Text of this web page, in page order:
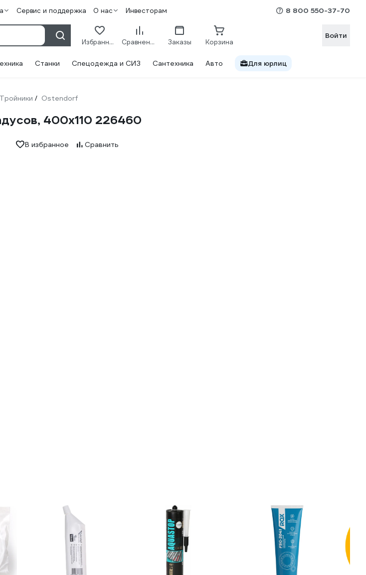
Сервис и поддержка О нас Инвесторам 8 800 550-37-70
Избранное Сравнение Заказы Корзина
Войти
Станки Спецодежда и СИЗ Сантехника Авто Для юрлиц
Тройники / Ostendorf
400х110 226460
В избранное Сравнить